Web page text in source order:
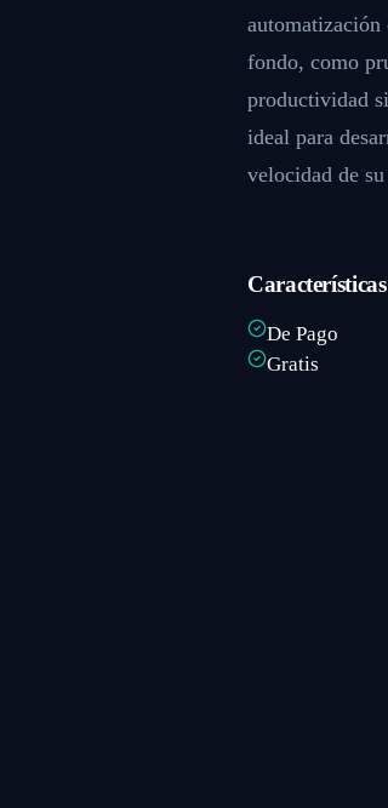
fondo, como
productividad
ideal para
velocidad de
Características
De Pago
Gratis